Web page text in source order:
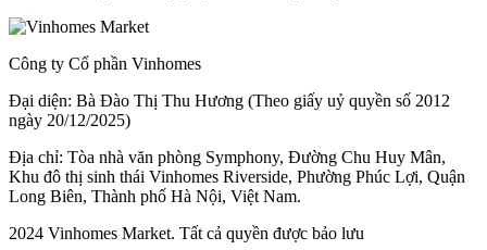
Công ty Cổ phần Vinhomes
Đại diện: Bà Đào Thị Thu Hương (Theo giấy uỷ quyền số 2012
ngày 20/12/2025)
Địa chỉ: Tòa nhà văn phòng Symphony, Đường Chu Huy Mân,
Khu đô thị sinh thái Vinhomes Riverside, Phường Phúc Lợi, Quận
Long Biên, Thành phố Hà Nội, Việt Nam.
2024 Vinhomes Market. Tất cả quyền được bảo lưu